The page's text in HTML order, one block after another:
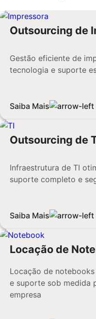
Outsourcing de
Gestão eficiente de
tecnologia e suporte
Saiba Mais
Outsourcing de
Infraestrutura de TI
suporte completo e
Saiba Mais
Locação de
Locação de
e suporte sob medida
empresa